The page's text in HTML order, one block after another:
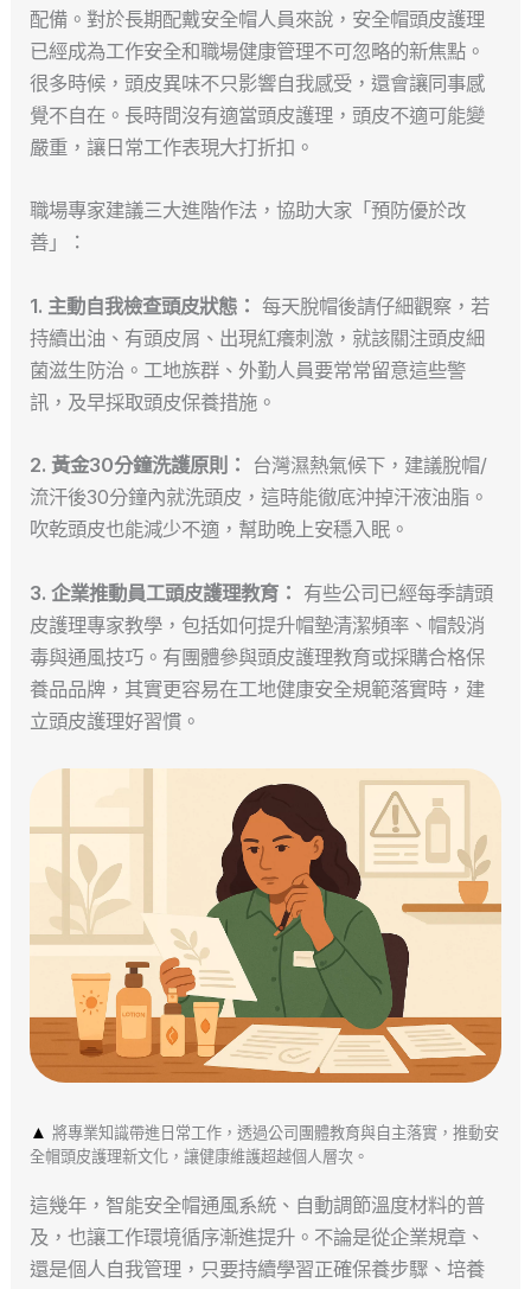
配備。對於長期配戴安全帽人員來說，安全帽頭皮護理
已經成為工作安全和職場健康管理不可忽略的新焦點。
很多時候，頭皮異味不只影響自我感受，還會讓同事感
覺不自在。長時間沒有適當頭皮護理，頭皮不適可能變
嚴重，讓日常工作表現大打折扣。
職場專家建議三大進階作法，協助大家「預防優於改
善」：
1. 主動自我檢查頭皮狀態： 每天脫帽後請仔細觀察，若
持續出油、有頭皮屑、出現紅癢刺激，就該關注頭皮細
菌滋生防治。工地族群、外勤人員要常常留意這些警
訊，及早採取頭皮保養措施。
2. 黃金30分鐘洗護原則： 台灣濕熱氣候下，建議脫帽/
流汗後30分鐘內就洗頭皮，這時能徹底沖掉汗液油脂。
吹乾頭皮也能減少不適，幫助晚上安穩入眠。
3. 企業推動員工頭皮護理教育： 有些公司已經每季請頭
皮護理專家教學，包括如何提升帽墊清潔頻率、帽殼消
毒與通風技巧。有團體參與頭皮護理教育或採購合格保
養品品牌，其實更容易在工地健康安全規範落實時，建
立頭皮護理好習慣。
▲ 將專業知識帶進日常工作，透過公司團體教育與自主落實，推動安
全帽頭皮護理新文化，讓健康維護超越個人層次。
這幾年，智能安全帽通風系統、自動調節溫度材料的普
及，也讓工作環境循序漸進提升。不論是從企業規章、
還是個人自我管理，只要持續學習正確保養步驟、培養